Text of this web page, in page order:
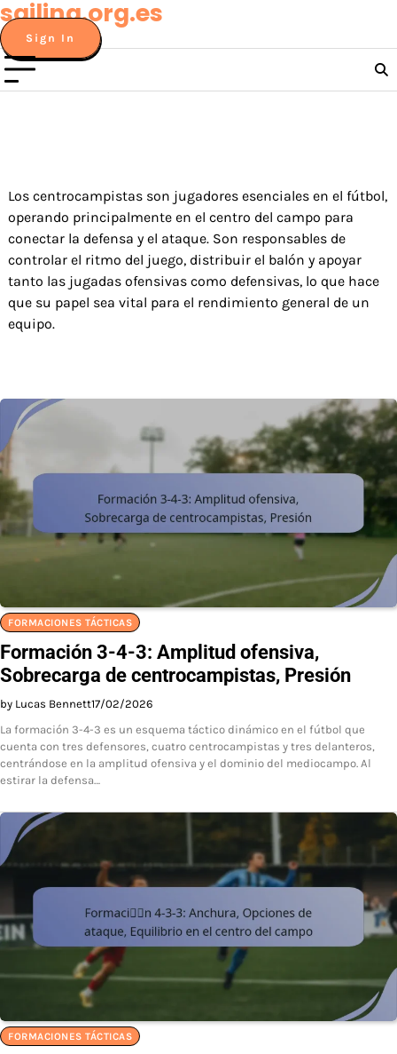
Skip
to
content
sailing.org.es
Sign In
Los centrocampistas son jugadores esenciales en el fútbol,
operando principalmente en el centro del campo para
conectar la defensa y el ataque. Son responsables de
controlar el ritmo del juego, distribuir el balón y apoyar
tanto las jugadas ofensivas como defensivas, lo que hace
que su papel sea vital para el rendimiento general de un
equipo.
FORMACIONES TÁCTICAS
Formación 3-4-3: Amplitud ofensiva,
Sobrecarga de centrocampistas, Presión
by Lucas Bennett17/02/2026
La formación 3-4-3 es un esquema táctico dinámico en el fútbol que
cuenta con tres defensores, cuatro centrocampistas y tres delanteros,
centrándose en la amplitud ofensiva y el dominio del mediocampo. Al
estirar la defensa…
FORMACIONES TÁCTICAS